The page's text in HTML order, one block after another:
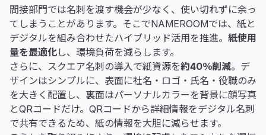
間接部門では名刺を渡す機会が少なく、使い切れずに余っ
てしまうことがあります。そこでNAMEROOMでは、紙と
デジタルを組み合わせたハイブリッド活用を推進。 紙使用
量を最適化し、環境負荷を減らします。
さらに、スクエア名刺の導入で紙資源を約40％削減。デ
ザインはシンプルに、表面に社名・ロゴ・氏名・役職のみ
を大きく配置し、裏面はパーソナルカラーを背景に顔写真
とQRコードだけ。QRコードから詳細情報をデジタル名刺
で共有できるため、紙の情報を大胆に減らせます。